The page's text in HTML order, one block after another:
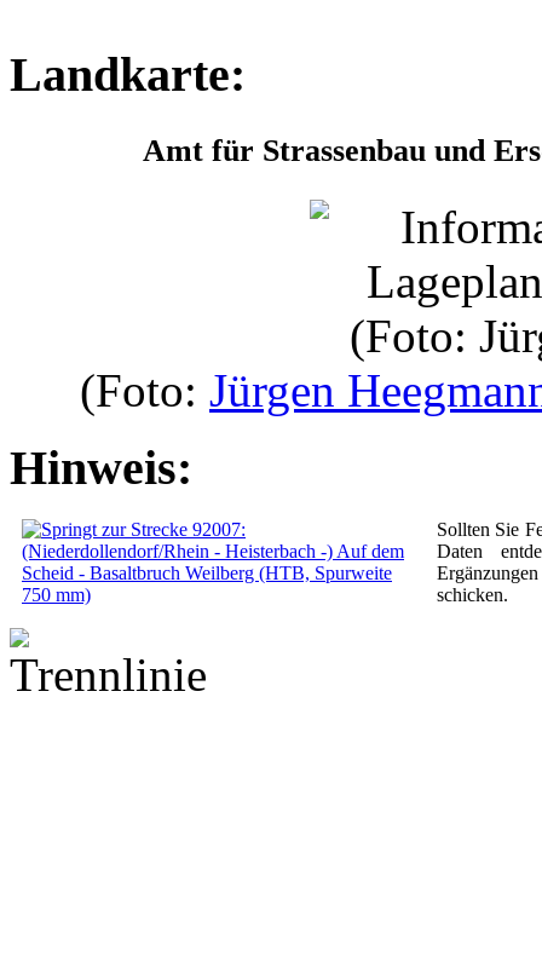
Landkarte:
Amt für Strassenbau und
(Foto: Jürgen
Hinweis:
Sollten Sie
Daten
schicken.